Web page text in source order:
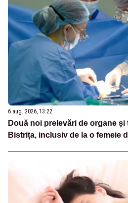
6 aug. 2026, 13:22
Două noi prelevări de organe
Bistrița, inclusiv de la o femeie